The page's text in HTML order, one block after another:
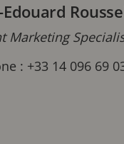
Marketing
: +33 14 096 69